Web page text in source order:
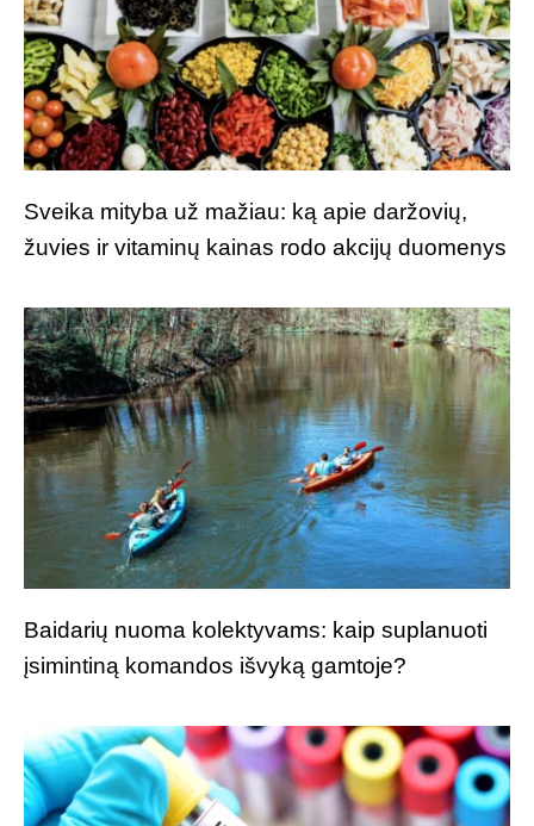
Sveika mityba už mažiau: ką apie daržovių,
žuvies ir vitaminų kainas rodo akcijų duomenys
Baidarių nuoma kolektyvams: kaip suplanuoti
įsimintiną komandos išvyką gamtoje?